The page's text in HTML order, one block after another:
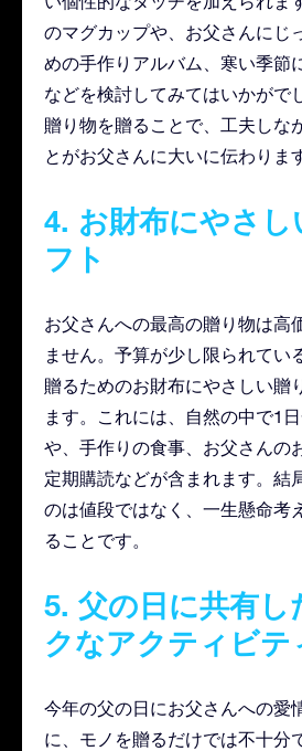
のマグカップや、お父さんにじ
めの手作りアルバム、寒い季節
などを検討してみてはいかがで
贈り物を贈ることで、工夫しな
とがお父さんに大いに伝わりま
4. お財布にやさし
フト
お父さんへの最高の贈り物は高
ません。予算が少し限られてい
贈るためのお財布にやさしい贈
ます。これには、自然の中で1
や、手作りの食事、お父さんの
定期購読などが含まれます。結
のは値段ではなく、一生懸命考
ることです。
5. 父の日に共有し
クなアクティビテ
今年の父の日にお父さんへの愛
に、モノを贈るだけでは不十分